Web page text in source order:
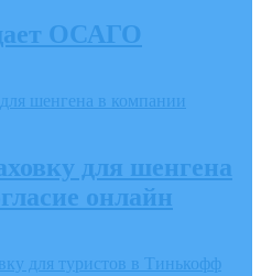
ОСАГО
для шенгена
онлайн